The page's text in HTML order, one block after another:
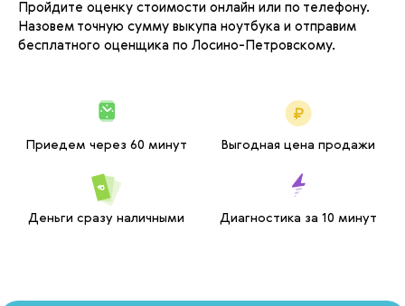
Пройдите оценку стоимости онлайн или по телефону.
Назовем точную сумму выкупа ноутбука и отправим
бесплатного оценщика по Лосино-Петровскому.
Приедем через 60 минут Выгодная цена продажи
Диагностика за 10 минут
Деньги сразу наличными